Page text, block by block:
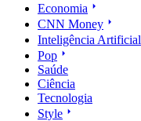
Economia
CNN Money
Inteligência Artificial
Pop
Saúde
Ciência
Tecnologia
Style